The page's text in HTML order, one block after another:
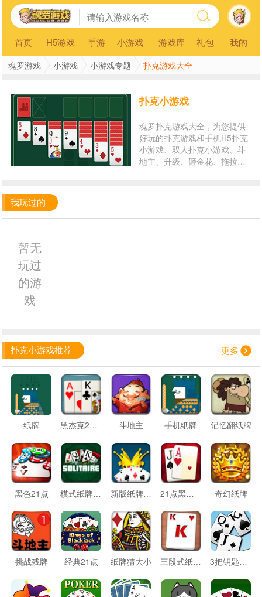
首页 H5游戏 手游 小游戏 游戏库 礼包 我的
魂罗游戏 小游戏 小游戏专题 扑克游戏大全
扑克小游戏
魂罗扑克游戏大全，为您提供
好玩的扑克游戏和手机H5扑克
小游戏、双人扑克小游戏、斗
地主、升级、砸金花、拖拉
我玩过的
暂无
玩过
的游
戏
扑克小游戏推荐 更多
纸牌 黑杰克21点 斗地主 手机纸牌 记忆翻纸牌
黑色21点 模式纸牌接龙 新版纸牌接龙 21点黑杰克 奇幻纸牌
挑战残牌 经典21点 纸牌猜大小 三段式纸牌接龙 3把钥匙纸牌